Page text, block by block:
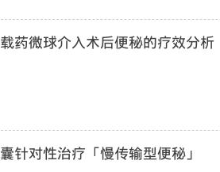
药微球介入术后便秘的疗效分析
针对性治疗「慢传输型便秘」